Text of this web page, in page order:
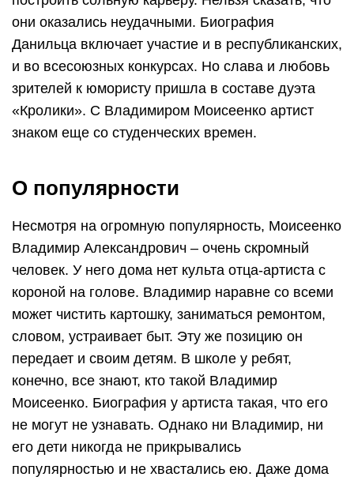
они оказались неудачными. Биография
Данильца включает участие и в республиканских,
и во всесоюзных конкурсах. Но слава и любовь
зрителей к юмористу пришла в составе дуэта
«Кролики». С Владимиром Моисеенко артист
знаком еще со студенческих времен.
О популярности
Несмотря на огромную популярность, Моисеенко
Владимир Александрович – очень скромный
человек. У него дома нет культа отца-артиста с
короной на голове. Владимир наравне со всеми
может чистить картошку, заниматься ремонтом,
словом, устраивает быт. Эту же позицию он
передает и своим детям. В школе у ребят,
конечно, все знают, кто такой Владимир
Моисеенко. Биография у артиста такая, что его
не могут не узнавать. Однако ни Владимир, ни
его дети никогда не прикрывались
популярностью и не хвастались ею. Даже дома